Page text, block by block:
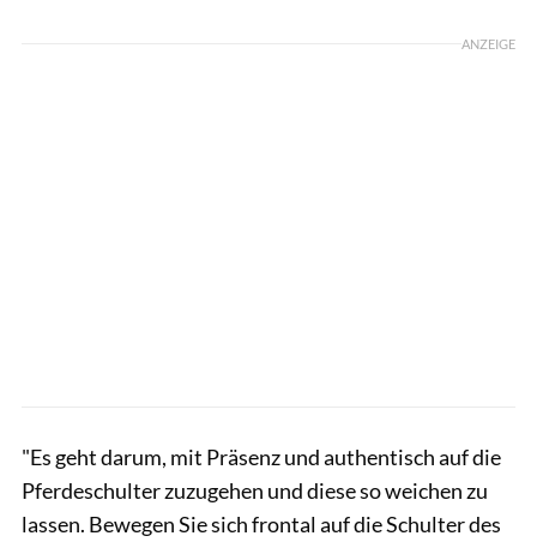
ANZEIGE
"Es geht darum, mit Präsenz und authentisch auf die
Pferdeschulter zuzugehen und diese so weichen zu
lassen. Bewegen Sie sich frontal auf die Schulter des